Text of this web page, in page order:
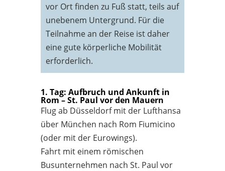
vor Ort finden zu Fuß statt, teils auf
unebenem Untergrund. Für die
Teilnahme an der Reise ist daher
eine gute körperliche Mobilität
erforderlich.
1. Tag: Aufbruch und Ankunft in
Rom – St. Paul vor den Mauern
Flug ab Düsseldorf mit der Lufthansa
über München nach Rom Fiumicino
(oder mit der Eurowings).
Fahrt mit einem römischen
Busunternehmen nach St. Paul vor